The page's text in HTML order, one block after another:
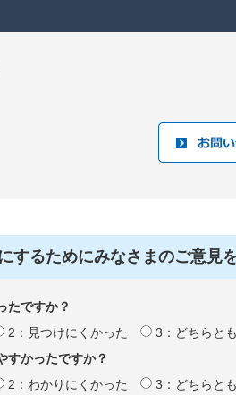
するためにみなさまのご意見
たですか？
2：見つけにくかった
3：どちらと
すかったですか？
2：わかりにくかった 3：どちらと